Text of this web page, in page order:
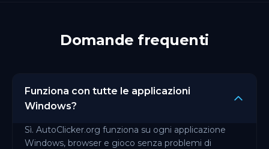
Domande frequenti
Funziona con tutte le applicazioni
Windows?
Sì. AutoClicker.org funziona su ogni applicazione
Windows, browser e gioco senza problemi di